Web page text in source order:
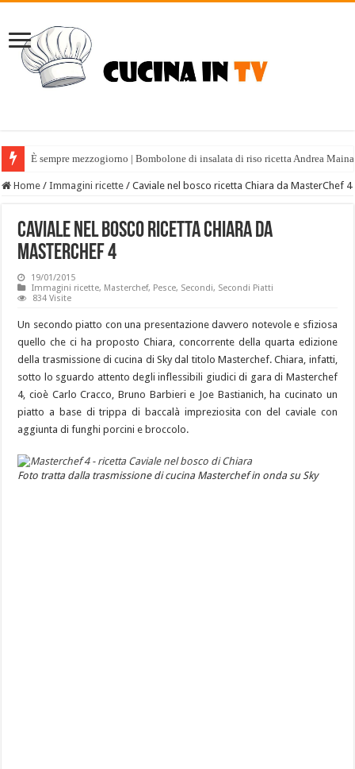
È sempre mezzogiorno | Bombolone di insalata di riso ricetta Andrea
Home / Immagini ricette / Caviale nel bosco ricetta Chiara da MasterChef 4
Caviale nel bosco ricetta Chiara da
MasterChef 4
19/01/2015
Immagini ricette, Masterchef, Pesce, Secondi, Secondi Piatti
834 Visite
Un secondo piatto con una presentazione davvero notevole e sfiziosa
quello che ci ha proposto Chiara, concorrente della quarta edizione
della trasmissione di cucina di Sky dal titolo Masterchef. Chiara, infatti,
sotto lo sguardo attento degli inflessibili giudici di gara di Masterchef
4, cioè Carlo Cracco, Bruno Barbieri e Joe Bastianich, ha cucinato un
piatto a base di trippa di baccalà impreziosita con del caviale con
aggiunta di funghi porcini e broccolo.
Foto tratta dalla trasmissione di cucina Masterchef in onda su Sky